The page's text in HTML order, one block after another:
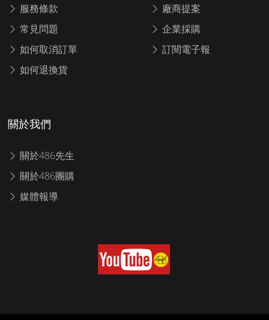
服務條款
常見問題
如何取消訂單
如何退換貨
廠商提案
企業採購
訂閱電子報
關於我們
關於486先生
關於486團購
媒體報導